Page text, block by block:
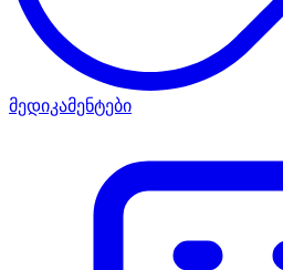
მედიკამენტები